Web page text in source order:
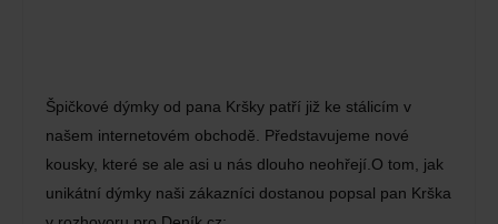
Špičkové dýmky od pana Kršky patří již ke stálicím v
našem internetovém obchodě. Představujeme nové
kousky, které se ale asi u nás dlouho neohřejí.O tom, jak
unikátní dýmky naši zákazníci dostanou popsal pan Krška